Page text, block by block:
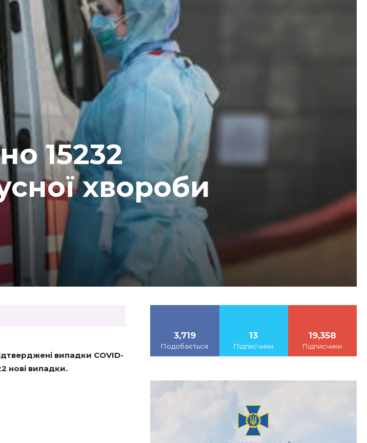
15232
хвороби
випадки COVID-
нові випадки.
3,719
Подобається
13
Підписчики
19,358
Підписчики